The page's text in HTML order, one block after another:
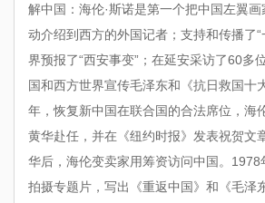
解中国：海伦·斯诺是第一个把中国左翼
动介绍到西方的外国记者；支持和传播了“
界预报了“西安事变”；在延安采访了60多
国和西方世界宣传毛泽东和《抗日救国十
年，恢复新中国在联合国的合法席位，海
黄华赴任，并在《纽约时报》发表祝贺文章
华后，海伦变卖家用筹资访问中国。 1978
拍摄专题片，写出《重返中国》和《毛泽